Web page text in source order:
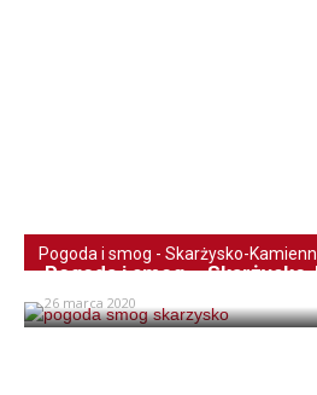
Pogoda i smog - Skarżysko-
Pogoda i smog –
26 marca 2020